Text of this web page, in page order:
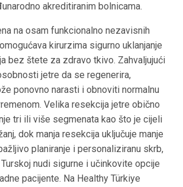
akreditiranim bolnicama.
na osam funkcionalno nezavisnih
kirurzima sigurno uklanjanje
bez štete za zdravo tkivo. Zahvaljujući
jetre da se regenerira,
ponovno narasti i obnoviti normalnu
Velika resekcija jetre obično
tri ili više segmenata kao što je cijeli
dok manja resekcija uključuje manje
planiranje i personaliziranu skrb,
nudi sigurne i učinkovite opcije
pacijente. Na Healthy Türkiye